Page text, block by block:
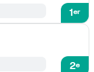
1er
2e